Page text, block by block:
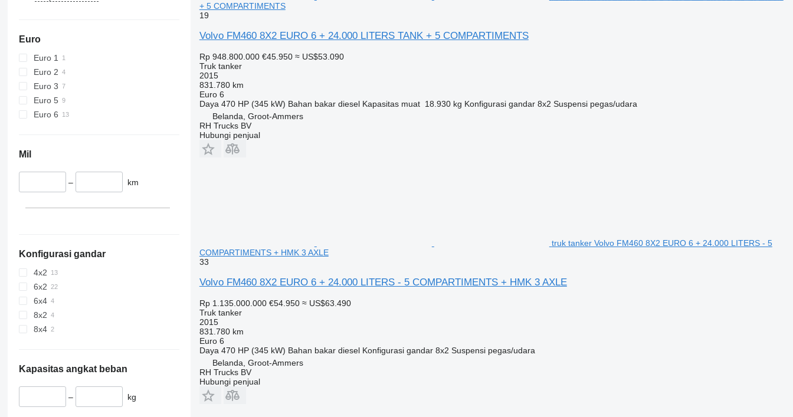
Euro
Euro 1
Euro 2
Euro 3
Euro 5
Euro 6
Mil
– km
Konfigurasi gandar
4x2
6x2
6x4
8x2
8x4
Kapasitas angkat beban
– kg
+ 5 COMPARTIMENTS
19
Volvo FM460 8X2 EURO 6 + 24.000 LITERS TANK + 5 COMPARTIMENTS
Rp 948.800.000 €45.950 ≈ US$53.090
Truk tanker
2015
831.780 km
Euro 6
Daya 470 HP (345 kW) Bahan bakar diesel Kapasitas muat 18.930 kg Konfigurasi gandar 8x2 Suspensi pegas/udara
Belanda, Groot-Ammers
RH Trucks BV
Hubungi penjual
truk tanker Volvo FM460 8X2 EURO 6 + 24.000 LITERS - 5
COMPARTIMENTS + HMK 3 AXLE
33
Volvo FM460 8X2 EURO 6 + 24.000 LITERS - 5 COMPARTIMENTS + HMK 3 AXLE
Rp 1.135.000.000 €54.950 ≈ US$63.490
Truk tanker
2015
831.780 km
Euro 6
Daya 470 HP (345 kW) Bahan bakar diesel Konfigurasi gandar 8x2 Suspensi pegas/udara
Belanda, Groot-Ammers
RH Trucks BV
Hubungi penjual